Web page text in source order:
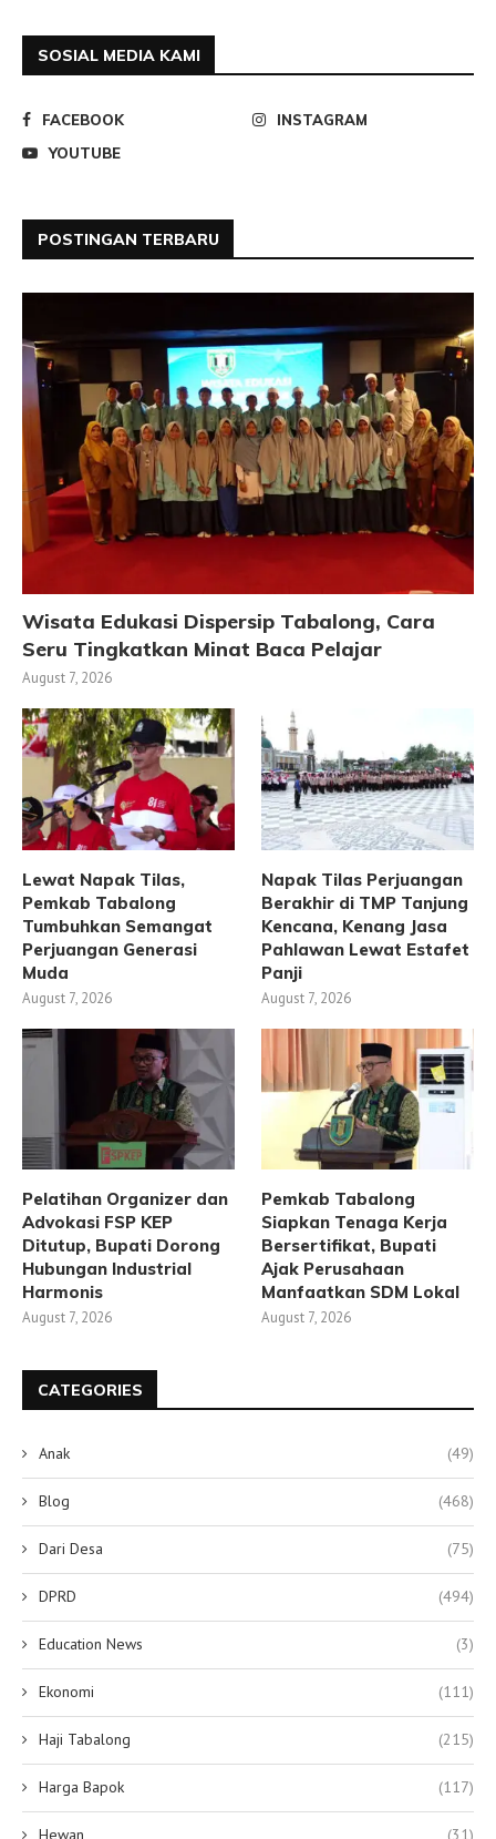
SOSIAL MEDIA KAMI
FACEBOOK
INSTAGRAM
YOUTUBE
POSTINGAN TERBARU
Wisata Edukasi Dispersip Tabalong, Cara
Seru Tingkatkan Minat Baca Pelajar
August 7, 2026
Lewat Napak Tilas,
Pemkab Tabalong
Tumbuhkan Semangat
Perjuangan Generasi
Muda
August 7, 2026
Napak Tilas Perjuangan
Berakhir di TMP Tanjung
Kencana, Kenang Jasa
Pahlawan Lewat Estafet
Panji
August 7, 2026
Pelatihan Organizer dan
Advokasi FSP KEP
Ditutup, Bupati Dorong
Hubungan Industrial
Harmonis
August 7, 2026
Pemkab Tabalong
Siapkan Tenaga Kerja
Bersertifikat, Bupati
Ajak Perusahaan
Manfaatkan SDM Lokal
August 7, 2026
CATEGORIES
Anak (49)
Blog (468)
Dari Desa (75)
DPRD (494)
Education News (3)
Ekonomi (111)
Haji Tabalong (215)
Harga Bapok (117)